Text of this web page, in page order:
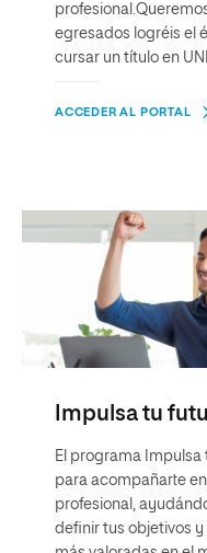
egresados logréis el
cursar un título en
ACCEDER AL PORTAL
Impulsa tu
El programa Impulsa
para acompañarte
profesional,
definir tus objetivos